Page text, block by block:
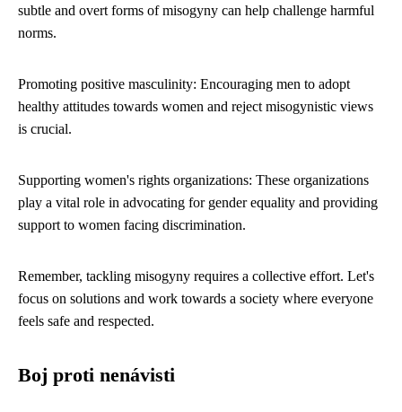
subtle and overt forms of misogyny can help challenge harmful
norms.
Promoting positive masculinity: Encouraging men to adopt
healthy attitudes towards women and reject misogynistic views
is crucial.
Supporting women's rights organizations: These organizations
play a vital role in advocating for gender equality and providing
support to women facing discrimination.
Remember, tackling misogyny requires a collective effort. Let's
focus on solutions and work towards a society where everyone
feels safe and respected.
Boj proti nenávisti